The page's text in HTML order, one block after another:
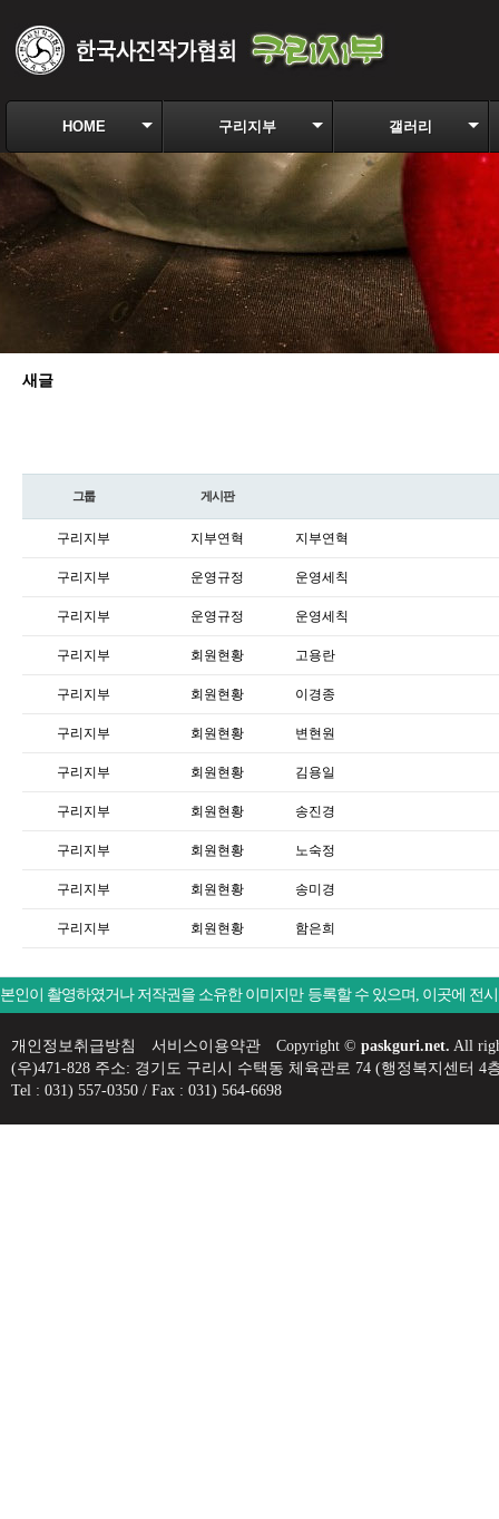
HOME 구리지부 갤러리
새글
그룹 게시판
구리지부 지부연혁 지부연혁
구리지부 운영규정 운영세칙
구리지부 운영규정 운영세칙
구리지부 회원현황 고용란
구리지부 회원현황 이경종
구리지부 회원현황 변현원
구리지부 회원현황 김용일
구리지부 회원현황 송진경
구리지부 회원현황 노숙정
구리지부 회원현황 송미경
구리지부 회원현황 함은희
본인이 촬영하였거나 저작권을 소유한 이미지만 등록할 수 있으며, 이곳에 전
개인정보취급방침 서비스이용약관 Copyright © paskguri.net. All
(우)471-828 주소: 경기도 구리시 수택동 체육관로 74 (행정복지센터
Tel : 031) 557-0350 / Fax : 031) 564-6698